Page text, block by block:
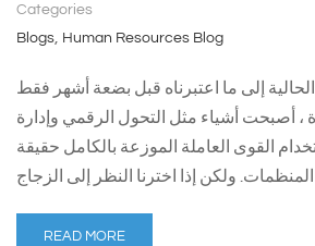
Categories
Blogs Human Resources Blog
الحالية إلى ما اعتبرناه قبل بضعة أشهر فقط
، أصبحت أشياء مثل التحول الرقمي وإدارة
القوى العاملة الموزعة بالكامل حقيقة
READ MORE